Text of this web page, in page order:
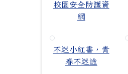
校園安全防護資
網
不迷小紅書，青
春不迷途